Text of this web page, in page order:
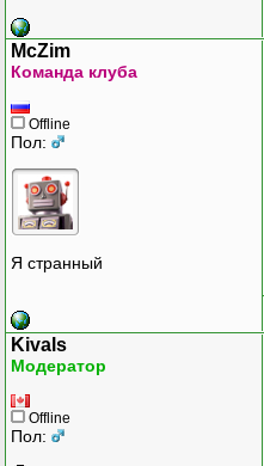
McZim
Команда клуба
Offline
Пол:
Я странный
Kivals
Модератор
Offline
Пол: